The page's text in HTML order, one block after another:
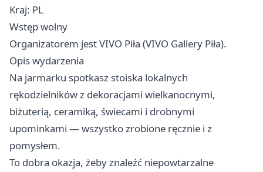
Kraj: PL
Wstęp wolny
Organizatorem jest VIVO Piła (VIVO Gallery Piła).
Opis wydarzenia
Na jarmarku spotkasz stoiska lokalnych
rękodzielników z dekoracjami wielkanocnymi,
biżuterią, ceramiką, świecami i drobnymi
upominkami — wszystko zrobione ręcznie i z
pomysłem.
To dobra okazja, żeby znaleźć niepowtarzalne